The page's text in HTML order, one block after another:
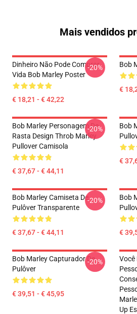
Mais vendidos
Dinheiro Não Pode Comprar
Vida Bob Marley Poster
€ 18,21 - € 42,22
-20% Bob
€
Bob Marley Personagem De
Rasta Design Throb Marley
Pullover Camisola
€ 37,67 - € 44,11
-20%
Bob
€
Bob Marley Camiseta De
Pulôver Transparente
€ 37,67 - € 44,11
-20%
Bob
€
Bob Marley Capturador De
Pulôver
€ 39,51 - € 45,95
-20%
Você
Up